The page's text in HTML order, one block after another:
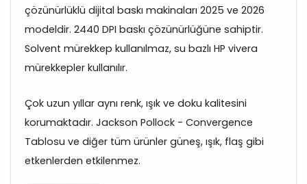
çözünürlüklü dijital baskı makinaları 2025 ve 2026
modeldir. 2440 DPI baskı çözünürlüğüne sahiptir.
Solvent mürekkep kullanılmaz, su bazlı HP vivera
mürekkepler kullanılır.
Çok uzun yıllar aynı renk, ışık ve doku kalitesini
korumaktadır. Jackson Pollock - Convergence
Tablosu ve diğer tüm ürünler güneş, ışık, flaş gibi
etkenlerden etkilenmez.